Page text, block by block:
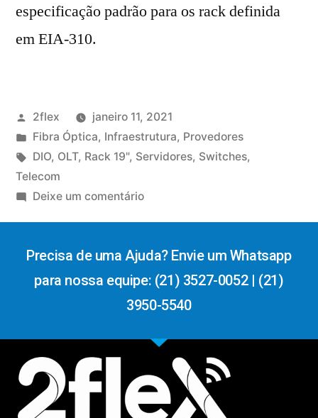
especificação padrão para os rack definida
em EIA-310.
2flex
janeiro 11, 2021
Fibra Óptica, Infraestrutura, Provedores
DIO, OLT, Rack 19", Servidores, Switches,
Telecom
Deixe um comentário
Precisa de uma Ajuda? Envie um Whatsapp
para nossa equipe: (21) 3527-0052 | (21)
3950-5540